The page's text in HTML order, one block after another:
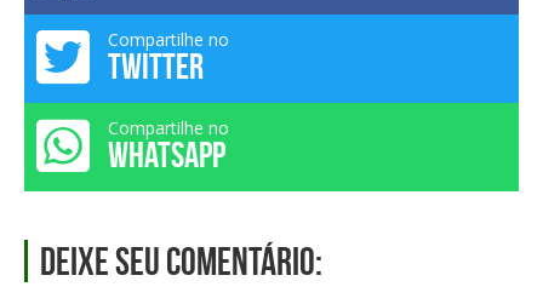
Compartilhe no
TWITTER
Compartilhe no
WHATSAPP
Deixe seu comentário: